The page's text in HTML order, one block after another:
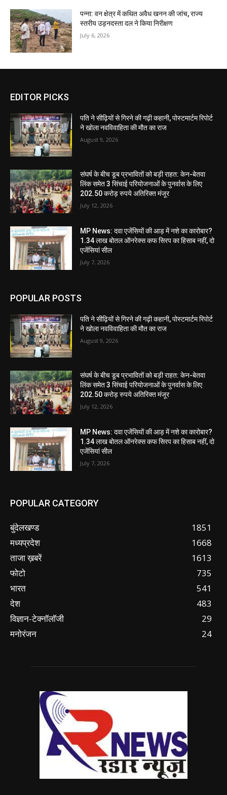
पन्ना: वन क्षेत्र में कथित अवैध खनन की जांच, राज्य
स्तरीय उड़नदस्ता दल ने किया निरीक्षण
July 6, 2026
EDITOR PICKS
पति ने सीढ़ियों से गिरने की गढ़ी कहानी, पोस्टमार्टम रिपोर्ट
ने खोला नवविवाहिता की मौत का राज
August 9, 2026
संघर्ष के बीच डूब प्रभावितों को बड़ी राहत: केन-बेतवा
लिंक समेत 3 सिंचाई परियोजनाओं के पुनर्वास के लिए
202.50 करोड़ रुपये अतिरिक्त मंजूर
July 12, 2026
MP News: दवा एजेंसियों की आड़ में नशे का कारोबार?
1.34 लाख बोतल ऑनरेक्स कफ सिरप का हिसाब नहीं, दो
एजेंसियां सील
July 7, 2026
POPULAR POSTS
पति ने सीढ़ियों से गिरने की गढ़ी कहानी, पोस्टमार्टम रिपोर्ट
ने खोला नवविवाहिता की मौत का राज
August 9, 2026
संघर्ष के बीच डूब प्रभावितों को बड़ी राहत: केन-बेतवा
लिंक समेत 3 सिंचाई परियोजनाओं के पुनर्वास के लिए
202.50 करोड़ रुपये अतिरिक्त मंजूर
July 12, 2026
MP News: दवा एजेंसियों की आड़ में नशे का कारोबार?
1.34 लाख बोतल ऑनरेक्स कफ सिरप का हिसाब नहीं, दो
एजेंसियां सील
July 7, 2026
POPULAR CATEGORY
बुंदेलखण्ड
1851
मध्यप्रदेश
1668
ताजा ख़बरें
1613
फोटो
735
भारत
541
देश
483
विज्ञान-टेक्नॉलॉजी
29
मनोरंजन
24